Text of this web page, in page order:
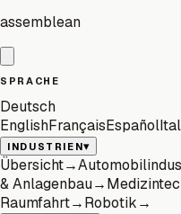
assemblean
SPRACHE
Deutsch
EnglishFrançaisEspañol
INDUSTRIEN▾
Übersicht→
& Anlagenbau→
Raumfahrt→Robotik→